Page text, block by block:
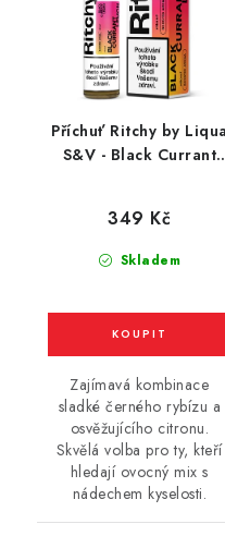
Příchuť Ritchy by Liqua
S&V - Black Currant
Skladem
349 Kč
Zajímavá kombinace
sladké černého rybízu a
osvěžujícího citronu.
Skvělá volba pro ty, kteří
hledají ovocný mix s
nádechem kyselosti.